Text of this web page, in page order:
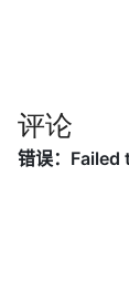
48. 最长不含
44. 二叉树每
45. 二叉树最
46. 二叉树的
8.8. 有重复
8.10. 颜色填充
评论